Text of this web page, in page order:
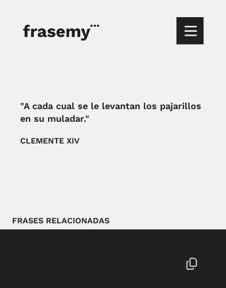
"A cada cual se le levantan los pajarillos
en su muladar."
CLEMENTE XIV
FRASES RELACIONADAS